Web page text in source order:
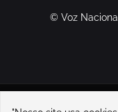
© Voz